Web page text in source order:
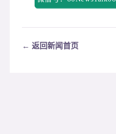
← 返回新闻首页